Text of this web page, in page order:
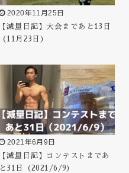
2020年11月25日
【減量日記】大会まであと13日
（11月23日）
2021年6月9日
【減量日記】コンテストまであ
と31日（2021/6/9）